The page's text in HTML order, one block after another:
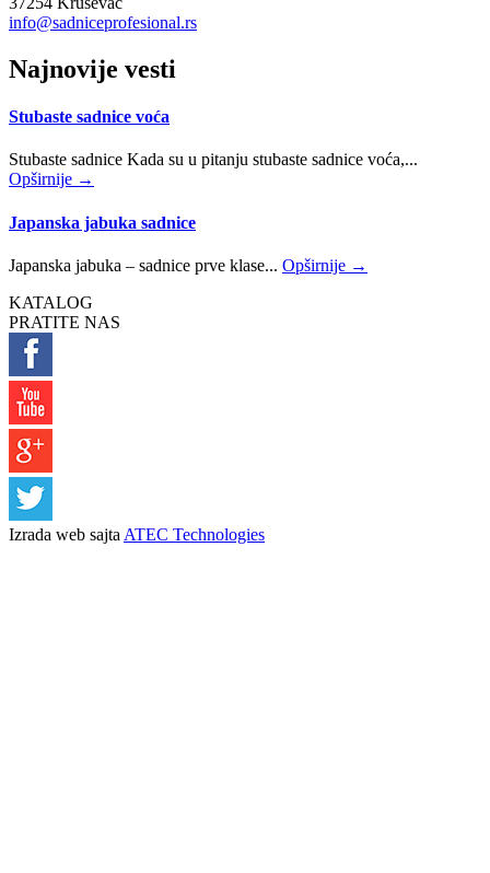
info@sadniceprofesional.rs
Najnovije vesti
Stubaste sadnice voća
Stubaste sadnice Kada su u pitanju stubaste sadnice voća,...
Opširnije →
Japanska jabuka sadnice
Japanska jabuka – sadnice prve klase... Opširnije →
KATALOG
PRATITE NAS
Izrada web sajta ATEC Technologies